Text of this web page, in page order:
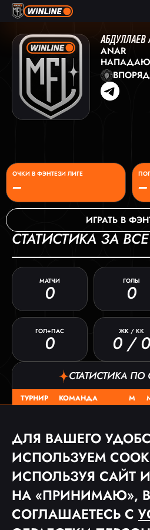
АБДУЛЛАЕВ
ANAR
–
ОЧКИ В ФЭНТЕЗИ ЛИГЕ
–
ИГРАТЬ В
СТАТИСТИКА ЗА
МАТЧИ
0
ГОЛЫ
0
ГОЛ+ПАС
0
ЖК / КК
0 / 0
СТАТИСТИКА
ТУРНИР КОМАНДА М
ТУРНИР
ДЛЯ ВАШЕГО
ИСПОЛЬЗУЕМ
ИСПОЛЬЗУЯ САЙТ
НА «ПРИНИМАЮ»,
СОГЛАШАЕТЕСЬ С